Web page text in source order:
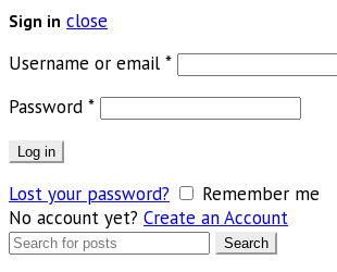
Sign in close
Username or email *Обязательно
Password *Обязательно
Log in
Lost your password?
Remember me
No account yet? Create an Account
Search
Search